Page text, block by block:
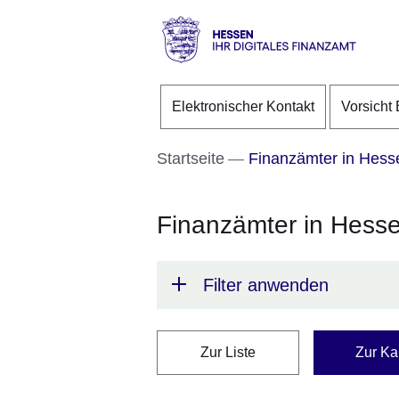
Direkt zum Kopf der
Direkt zum Inhalt
Direkt zum Fuß der
Ihr
Finanzamt
Elektronischer Kontakt Vorsicht
Startseite Finanzämter in
Finanzämter in
Filter anwenden
Zur Liste Zur